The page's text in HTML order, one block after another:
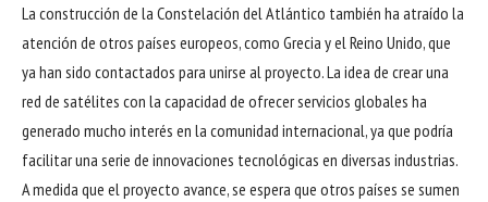
La construcción de la Constelación del Atlántico también ha atraído la
atención de otros países europeos, como Grecia y el Reino Unido, que
ya han sido contactados para unirse al proyecto. La idea de crear una
red de satélites con la capacidad de ofrecer servicios globales ha
generado mucho interés en la comunidad internacional, ya que podría
facilitar una serie de innovaciones tecnológicas en diversas industrias.
A medida que el proyecto avance, se espera que otros países se sumen